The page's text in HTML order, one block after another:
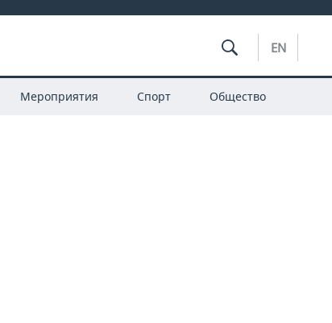
EN
Мероприятия Спорт Общество